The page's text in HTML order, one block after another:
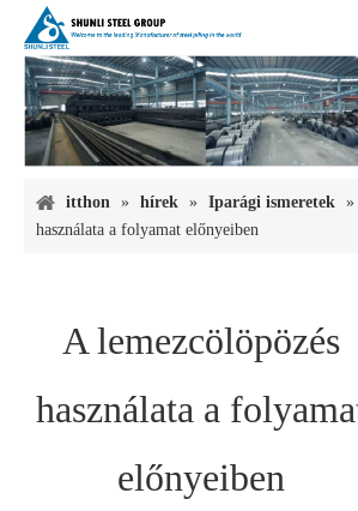
itthon » hírek » Iparági ismeretek »
használata a folyamat előnyeiben
A lemezcölöpözés
használata a
előnyeiben